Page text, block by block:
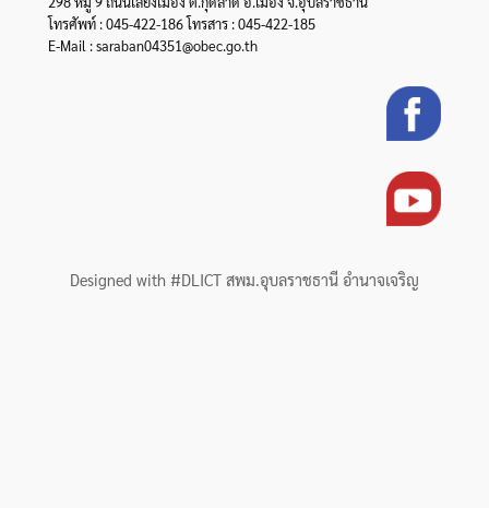
โทรศัพท์ : 045-422-186 โทรสาร : 045-422-185
E-Mail : saraban04351@obec.go.th
Designed with #DLICT สพม.อุบลราชธานี อำนาจเจริญ